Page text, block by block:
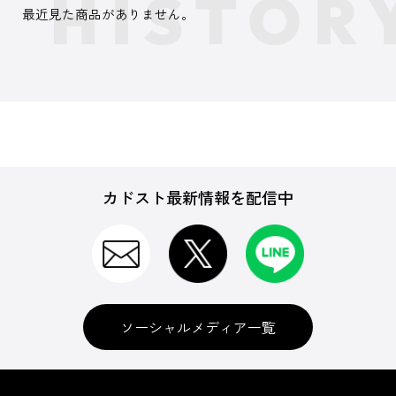
最近見た商品がありません。
カドスト最新情報を配信中
ソーシャルメディア一覧